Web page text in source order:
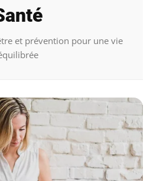
et prévention pour une vie